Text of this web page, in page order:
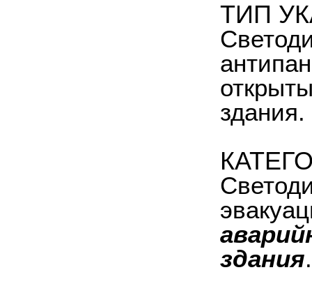
ТИП
здания.
здания.